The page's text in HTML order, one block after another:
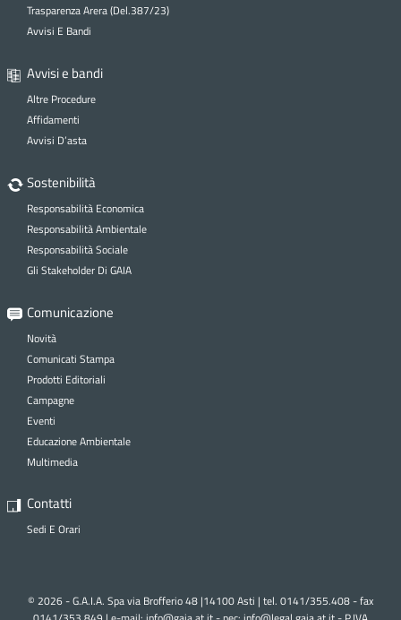
O
O
P
R
S
S
T
Trasparenza Arera (Del.387/23)
Avvisi E Bandi
Avvisi e bandi
Altre Procedure
Affidamenti
Avvisi D’asta
Sostenibilità
Responsabilità Economica
Responsabilità Ambientale
Responsabilità Sociale
Gli Stakeholder Di GAIA
Comunicazione
Novità
Comunicati Stampa
Prodotti Editoriali
Campagne
Eventi
Educazione Ambientale
Multimedia
Contatti
Sedi E Orari
© 2026 - G.A.I.A. Spa via Brofferio 48 |14100 Asti | tel. 0141/355.408 - fax